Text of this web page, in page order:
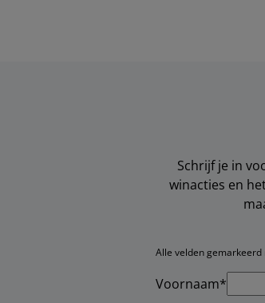
Schrijf je in
winacties en
Alle velden
Voornaam*